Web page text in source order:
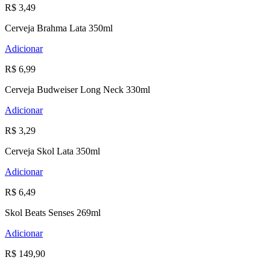
R$ 3,49
Cerveja Brahma Lata 350ml
Adicionar
R$ 6,99
Cerveja Budweiser Long Neck 330ml
Adicionar
R$ 3,29
Cerveja Skol Lata 350ml
Adicionar
R$ 6,49
Skol Beats Senses 269ml
Adicionar
R$ 149,90